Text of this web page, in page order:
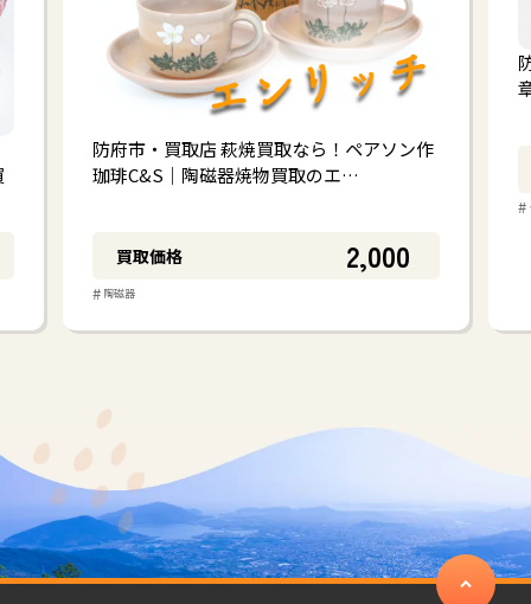
防府市・買取店 萩焼買取なら！ペアソン作
珈琲C&S｜陶磁器焼物買取のエ…
買取価格 2,000
# 陶磁器
#